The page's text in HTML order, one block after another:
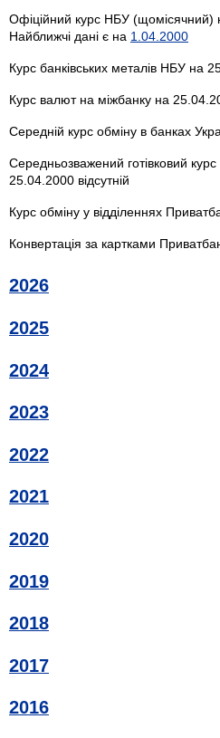
Офіційний курс НБУ (щомісячний)
Найближчі дані є на 1.04.2000
Курс банківських металів НБУ на
Курс валют на міжбанку на
Середній курс обміну в банках
Середньозважений готівковий
25.04.2000 відсутній
Курс обміну у відділеннях
Конвертація за картками
2026
2025
2024
2023
2022
2021
2020
2019
2018
2017
2016